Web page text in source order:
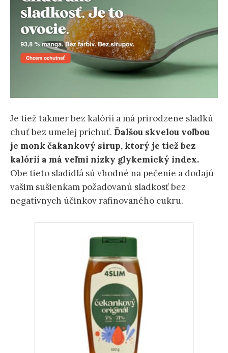
Je tiež takmer bez kalórií a má prirodzene sladkú
chuť bez umelej príchuť. Ďalšou skvelou voľbou
je monk čakankový sirup, ktorý je tiež bez
kalórií a má veľmi nízky glykemický index.
Obe tieto sladidlá sú vhodné na pečenie a dodajú
vašim sušienkam požadovanú sladkosť bez
negatívnych účinkov rafinovaného cukru.